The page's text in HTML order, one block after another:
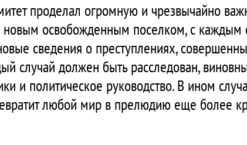
проделал огромную и чрезвычайно
освобожденным поселком, с каждым
сведения о преступлениях,
случай должен быть расследован,
и политическое руководство. В ином
любой мир в прелюдию еще более